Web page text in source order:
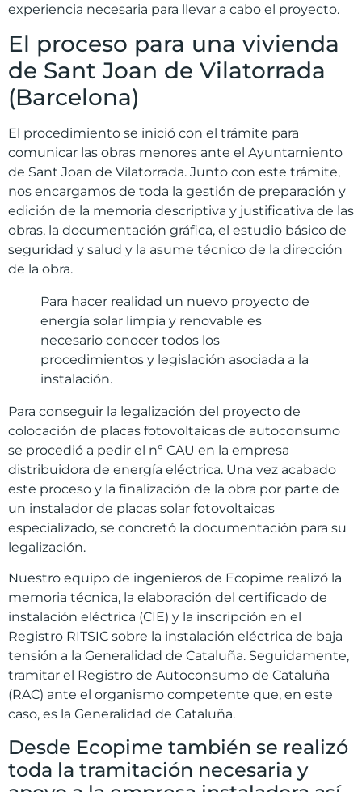
experiencia necesaria para llevar a cabo el proyecto.
El proceso para una vivienda
de Sant Joan de Vilatorrada
(Barcelona)
El procedimiento se inició con el trámite para
comunicar las obras menores ante el Ayuntamiento
de Sant Joan de Vilatorrada. Junto con este trámite,
nos encargamos de toda la gestión de preparación y
edición de la memoria descriptiva y justificativa de las
obras, la documentación gráfica, el estudio básico de
seguridad y salud y la asume técnico de la dirección
de la obra.
Para hacer realidad un nuevo proyecto de
energía solar limpia y renovable es
necesario conocer todos los
procedimientos y legislación asociada a la
instalación.
Para conseguir la legalización del proyecto de
colocación de placas fotovoltaicas de autoconsumo
se procedió a pedir el nº CAU en la empresa
distribuidora de energía eléctrica. Una vez acabado
este proceso y la finalización de la obra por parte de
un instalador de placas solar fotovoltaicas
especializado, se concretó la documentación para su
legalización.
Nuestro equipo de ingenieros de Ecopime realizó la
memoria técnica, la elaboración del certificado de
instalación eléctrica (CIE) y la inscripción en el
Registro RITSIC sobre la instalación eléctrica de baja
tensión a la Generalidad de Cataluña. Seguidamente,
tramitar el Registro de Autoconsumo de Cataluña
(RAC) ante el organismo competente que, en este
caso, es la Generalidad de Cataluña.
Desde Ecopime también se realizó
toda la tramitación necesaria y